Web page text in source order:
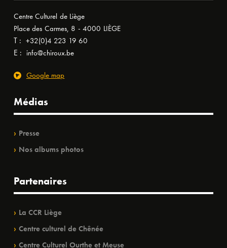
Centre Culturel de Liège
Place des Carmes, 8 - 4000 LIÈGE
T : +32(0)4 223 19 60
E : info@chiroux.be
Google map
Médias
Presse
Nos albums photos
Partenaires
La CCR Liège
Centre culturel de Chênée
Centre Culturel Ourthe et Meuse